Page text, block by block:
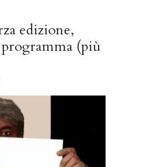
edizione,
(più